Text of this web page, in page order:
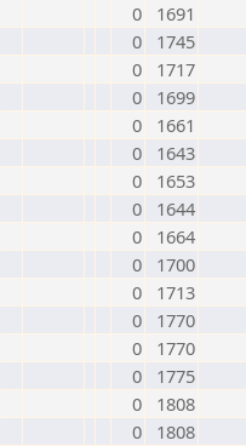
0
1691
0
1745
0
1717
0
1699
0
1661
0
1643
0
1653
0
1644
0
1664
0
1700
0
1713
0
1770
0
1770
0
1775
0
1808
0
1808